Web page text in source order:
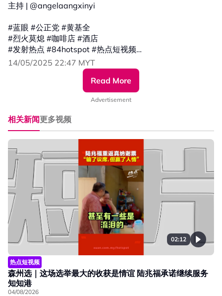
主持 | @angelaangxinyi
#蓝眼 #公正党 #黄基全
#烈火莫熄 #咖啡店 #酒店
#发射热点 #84hotspot #热点短视频
🔴 更多新闻资讯看这里 ▹ https://xuan.com.my/hotspot
14/05/2025 22:47 MYT
Read More
Advertisement
相关新闻更多视频
02:12
热点短视频
森州选｜这场选举最大的收获是情谊 陆兆福承诺继续服务
知知港
04/08/2026